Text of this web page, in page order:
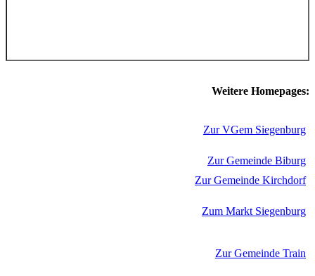
Weitere Homepages:
Zur VGem Siegenburg
Zur Gemeinde Biburg
Zur Gemeinde Kirchdorf
Zum Markt Siegenburg
Zur Gemeinde Train